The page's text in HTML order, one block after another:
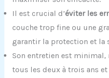
Il est crucial d’éviter les
couche trop fine ou une
garantir la protection et la
Son entretien est
tous les deux à trois ans